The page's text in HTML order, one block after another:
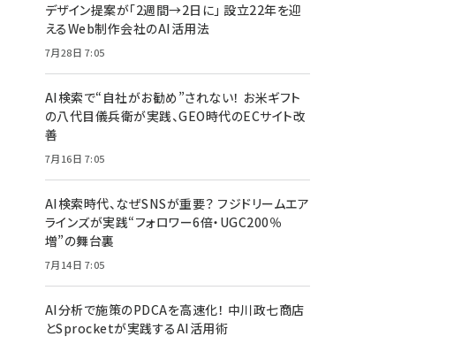
デザイン提案が「2週間→2日に」 設立22年を迎
えるWeb制作会社のAI活用法
7月28日 7:05
AI検索で“自社がお勧め”されない！ お米ギフト
の八代目儀兵衛が実践、GEO時代のECサイト改
善
7月16日 7:05
AI検索時代、なぜSNSが重要？ フジドリームエア
ラインズが実践“フォロワー6倍・UGC200％
増”の舞台裏
7月14日 7:05
AI分析で施策のPDCAを高速化！ 中川政七商店
とSprocketが実践するAI活用術